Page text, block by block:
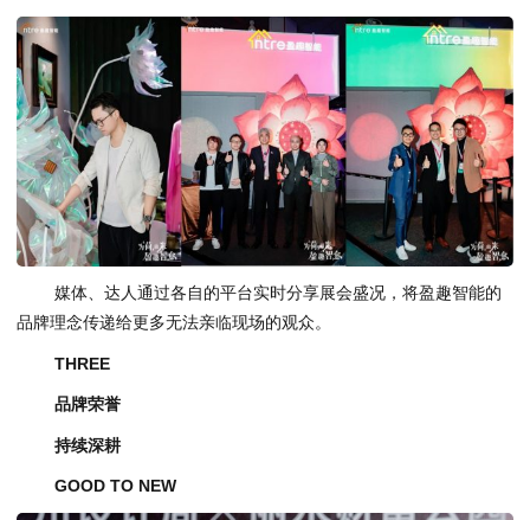
媒体、达人通过各自的平台实时分享展会盛况，将盈趣智能的
品牌理念传递给更多无法亲临现场的观众。
THREE
品牌荣誉
持续深耕
GOOD TO NEW